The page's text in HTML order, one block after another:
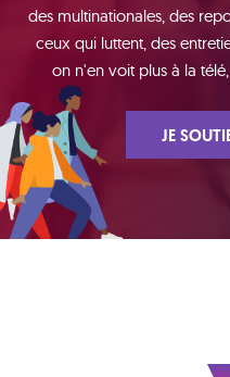
des multinationales, des
ceux qui luttent, des
on n'en voit plus à la
JE